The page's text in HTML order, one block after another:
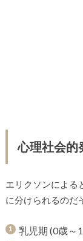
心理社会的
エリクソンによる
に分けられるのだ
乳児期 (0歳～